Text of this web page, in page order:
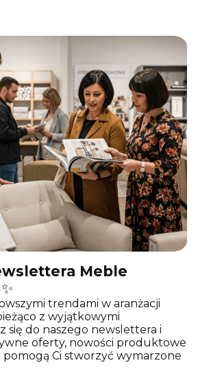
Meble
✨
trendami w aranżacji
z wyjątkowymi
się do naszego newslettera i
oferty, nowości produktowe
Ci stworzyć wymarzone